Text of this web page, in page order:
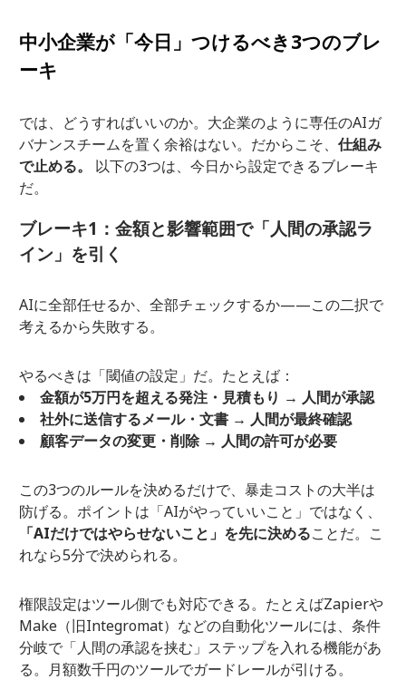
中小企業が「今日」つけるべき3つのブレ
ーキ
では、どうすればいいのか。大企業のように専任のAIガ
バナンスチームを置く余裕はない。だからこそ、 仕組み
で止める。
以下の3つは、今日から設定できるブレーキ
だ。
ブレーキ1：金額と影響範囲で「人間の承認ラ
イン」を引く
AIに全部任せるか、全部チェックするか——この二択で
考えるから失敗する。
やるべきは「閾値の設定」だ。たとえば：
金額が5万円を超える発注・見積もり → 人間が承認
社外に送信するメール・文書 → 人間が最終確認
顧客データの変更・削除 → 人間の許可が必要
この3つのルールを決めるだけで、暴走コストの大半は
防げる。ポイントは「AIがやっていいこと」ではなく、
「AIだけではやらせないこと」を先に決めることだ。こ
れなら5分で決められる。
権限設定はツール側でも対応できる。たとえばZapierや
Make（旧Integromat）などの自動化ツールには、条件
分岐で「人間の承認を挟む」ステップを入れる機能があ
る。月額数千円のツールでガードレールが引ける。